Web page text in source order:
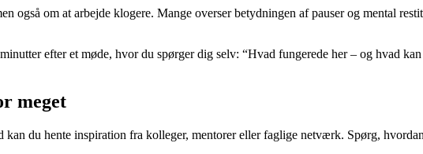
også om at arbejde klogere. Mange overser betydningen af pauser og mental
efter et møde, hvor du spørger dig selv: “Hvad fungerede her – og hvad
meget
du hente inspiration fra kolleger, mentorer eller faglige netværk. Spørg,